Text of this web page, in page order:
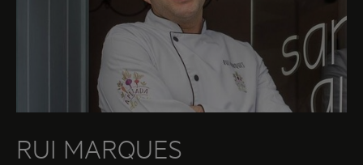
RUI MARQUES